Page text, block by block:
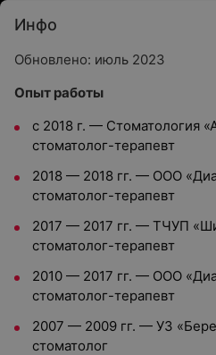
Инфо
Обновлено: июль 2023
Опыт работы
с 2018 г. — Стоматология
стоматолог-терапевт
2018 — 2018 гг. — ООО
стоматолог-терапевт
2017 — 2017 гг. — ТЧУП
стоматолог-терапевт
2010 — 2017 гг. — ООО
стоматолог-терапевт
2007 — 2009 гг. — УЗ
стоматолог